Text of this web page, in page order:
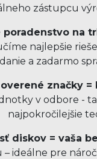
zástupcu
poradenstvo na
najlepšie
a zadarmo
značky
v odbore -
najpokročilejšie
diskov = vaša
ideálne pre